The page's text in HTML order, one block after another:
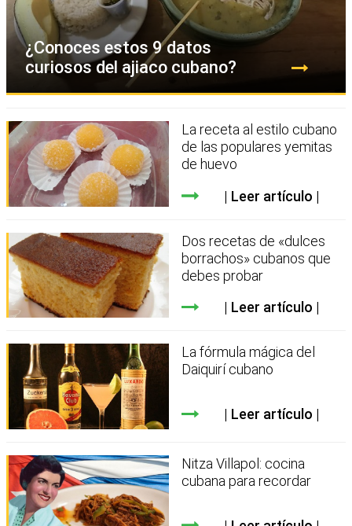
¿Conoces estos 9 datos
curiosos del ajiaco cubano?
La receta al estilo cubano
de las populares yemitas
de huevo
Leer artículo
Dos recetas de «dulces
borrachos» cubanos que
debes probar
Leer artículo
La fórmula mágica del
Daiquirí cubano
Leer artículo
Nitza Villapol: cocina
cubana para recordar